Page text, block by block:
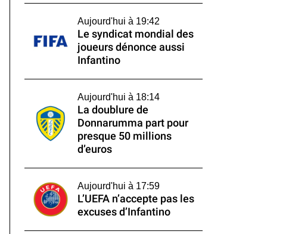
Aujourd'hui à 19:42
Le syndicat mondial des
joueurs dénonce aussi
Infantino
Aujourd'hui à 18:14
La doublure de
Donnarumma part pour
presque 50 millions
d’euros
Aujourd'hui à 17:59
L’UEFA n’accepte pas les
excuses d’Infantino